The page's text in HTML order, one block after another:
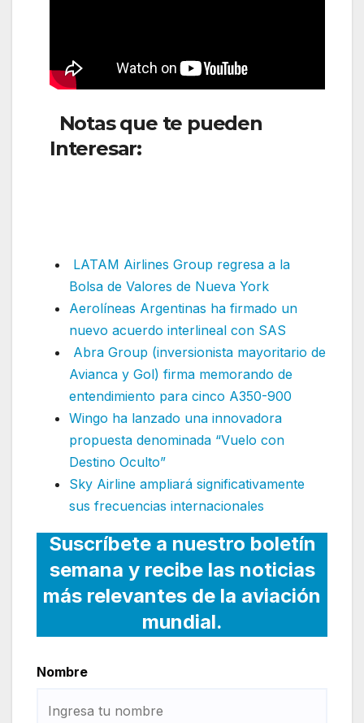
Notas que te pueden
Interesar:
LATAM Airlines Group regresa a la
Bolsa de Valores de Nueva York
Aerolíneas Argentinas ha firmado un
nuevo acuerdo interlineal con SAS
Abra Group (inversionista mayoritario de
Avianca y Gol) firma memorando de
entendimiento para cinco A350-900
Wingo ha lanzado una innovadora
propuesta denominada “Vuelo con
Destino Oculto”
Sky Airline ampliará significativamente
sus frecuencias internacionales
Suscríbete a nuestro boletín
semana y recibe las noticias
más relevantes de la aviación
mundial.
Nombre